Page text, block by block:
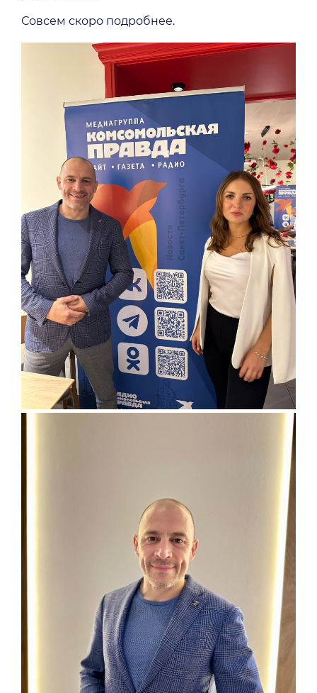
Совсем скоро подробнее.